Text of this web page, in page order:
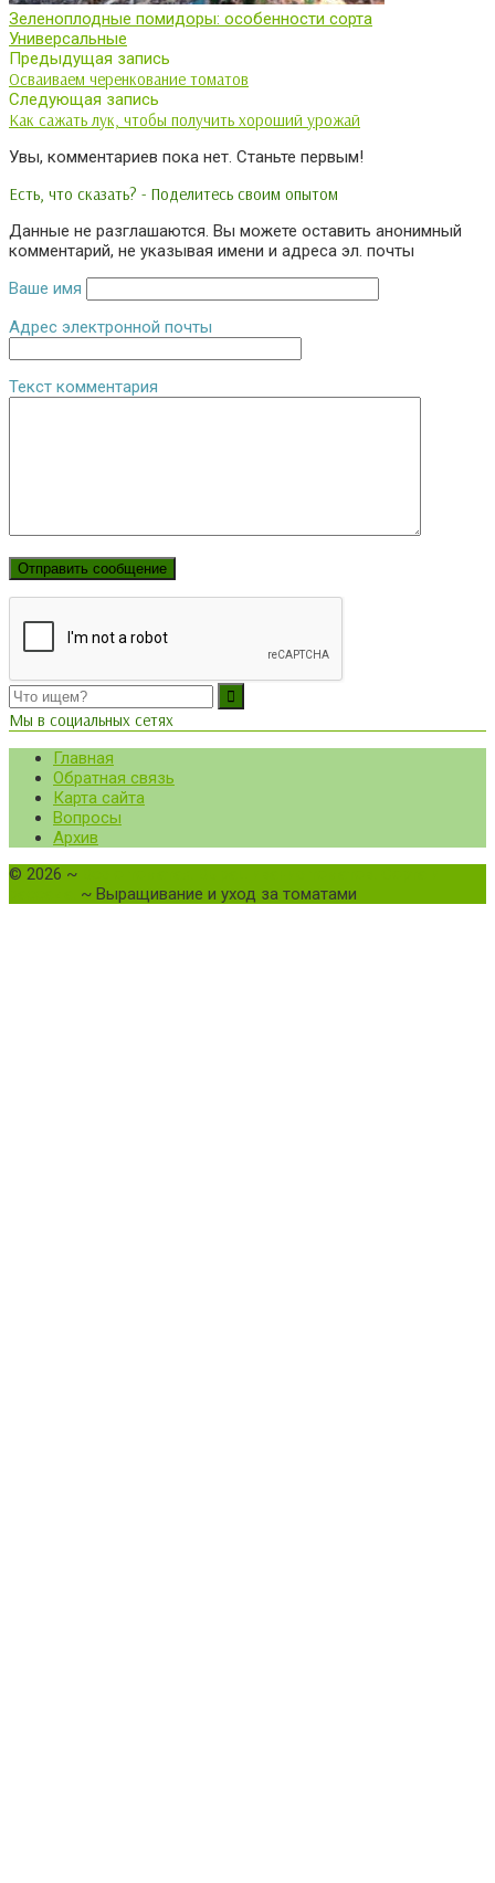
Зеленоплодные помидоры: особенности сорта
Универсальные
Предыдущая запись
Осваиваем черенкование томатов
Следующая запись
Как сажать лук, чтобы получить хороший урожай
Увы, комментариев пока нет. Станьте первым!
Есть, что сказать? - Поделитесь своим опытом
Данные не разглашаются. Вы можете оставить анонимный
комментарий, не указывая имени и адреса эл. почты
Ваше имя
Адрес электронной почты
Текст комментария
Мы в социальных сетях
Главная
Обратная связь
Карта сайта
Вопросы
Архив
© 2026 ~
~ Выращивание и уход за томатами